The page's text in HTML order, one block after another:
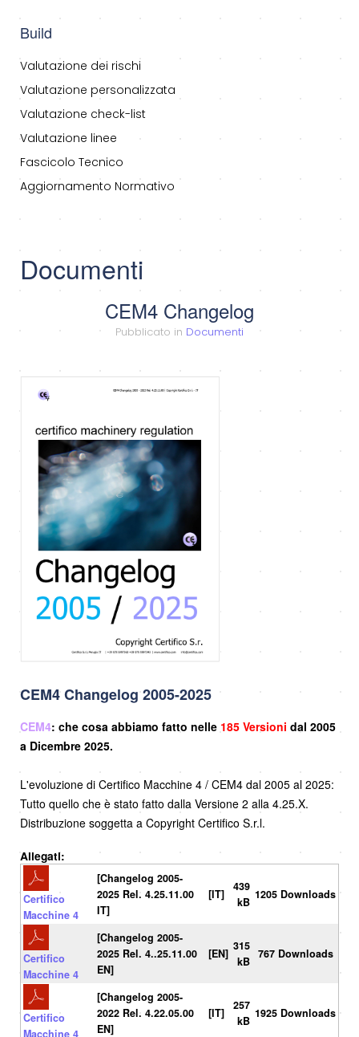
Build
Valutazione dei rischi
Valutazione personalizzata
Valutazione check-list
Valutazione linee
Fascicolo Tecnico
Aggiornamento Normativo
Documenti
CEM4 Changelog
Pubblicato in Documenti
CEM4 Changelog 2005-2025
CEM4: che cosa abbiamo fatto nelle 185 Versioni dal 2005
a Dicembre 2025.
L'evoluzione di Certifico Macchine 4 / CEM4 dal 2005 al 2025:
Tutto quello che è stato fatto dalla Versione 2 alla 4.25.X.
Distribuzione soggetta a Copyright Certifico S.r.l.
Allegati:
Certifico
Macchine 4
[Changelog 2005-
2025 Rel. 4.25.11.00
IT]
[IT]
439
kB
1205 Downloads
Certifico
Macchine 4
[Changelog 2005-
2025 Rel. 4..25.11.00
EN]
[EN]
315
kB
767 Downloads
Certifico
Macchine 4
[Changelog 2005-
2022 Rel. 4.22.05.00
EN]
[IT]
257
kB
1925 Downloads